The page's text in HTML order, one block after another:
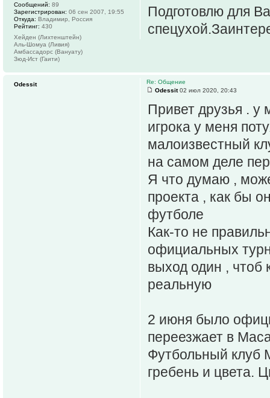
Подготовлю для
Сообщений: 89
Зарегистрирован: 06 сен 2007, 19:55
Откуда: Владимир, Россия
Рейтинг: 430
Хейден (Лихтенштейн)
Аль-Шомуа (Ливия)
Амбассадорс (Вануату)
Зюд-Ист (Гаити)
Re: Общение
Odessit02 июл 2020, 20:43
Привет друзья . у
игрока у меня
малоизвестный
на самом деле
Я что думаю ,
проекта , как бы
футболе
Как-то не
официальных
выход один , чтоб
реальную
2 июня было
переезжает в
Футбольный клуб
гребень и цвета.
Odessit